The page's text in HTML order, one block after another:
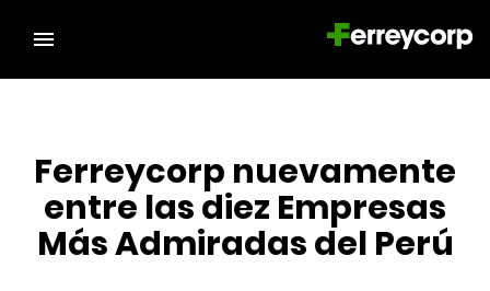
Ferreycorp nuevamente
entre las diez Empresas
Más Admiradas del Perú